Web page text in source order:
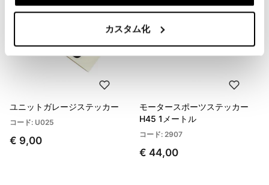
カスタム化
ユニットガレージステッカー
コード: U025
€ 9,00
モータースポーツステッカー
H45 1メートル
コード: 2907
€ 44,00